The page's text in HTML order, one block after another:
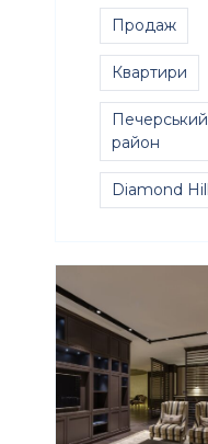
Продаж
Квартири
Печерський
район
Diamond Hill